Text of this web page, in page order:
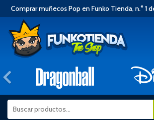
Comprar muñecos Pop en Funko Tienda, n.° 1
Anterior